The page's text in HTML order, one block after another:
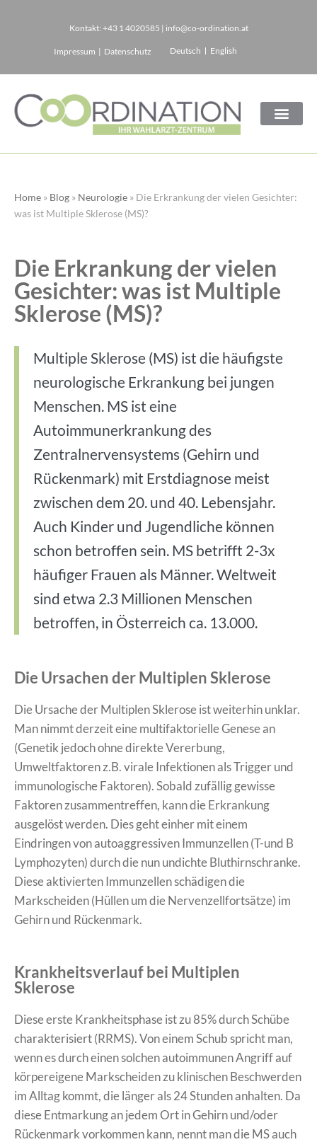
springen
Kontakt: +43 1 4020585 | info@co-ordination.at
Impressum | Datenschutz Deutsch English
Home » Blog » Neurologie » Die Erkrankung der vielen Gesichter:
was ist Multiple Sklerose (MS)?
Die Erkrankung der vielen
Gesichter: was ist Multiple
Sklerose (MS)?
Multiple Sklerose (MS) ist die häufigste
neurologische Erkrankung bei jungen
Menschen. MS ist eine
Autoimmunerkrankung des
Zentralnervensystems (Gehirn und
Rückenmark) mit Erstdiagnose meist
zwischen dem 20. und 40. Lebensjahr.
Auch Kinder und Jugendliche können
schon betroffen sein. MS betrifft 2-3x
häufiger Frauen als Männer. Weltweit
sind etwa 2.3 Millionen Menschen
betroffen, in Österreich ca. 13.000.
Die Ursachen der Multiplen Sklerose
​Die Ursache der Multiplen Sklerose ist weiterhin unklar.
Man nimmt derzeit eine multifaktorielle Genese an
(Genetik jedoch ohne direkte Vererbung,
Umweltfaktoren z.B. virale Infektionen als Trigger und
immunologische Faktoren). Sobald zufällig gewisse
Faktoren zusammentreffen, kann die Erkrankung
ausgelöst werden. Dies geht einher mit einem
Eindringen von autoaggressiven Immunzellen (T-und B
Lymphozyten) durch die nun undichte Bluthirnschranke.
Diese aktivierten Immunzellen schädigen die
Markscheiden (Hüllen um die Nervenzellfortsätze) im
Gehirn und Rückenmark.
Krankheitsverlauf bei Multiplen
Sklerose
​Diese erste Krankheitsphase ist zu 85% durch Schübe
charakterisiert (RRMS). Von einem Schub spricht man,
wenn es durch einen solchen autoimmunen Angriff auf
körpereigene Markscheiden zu klinischen Beschwerden
im Alltag kommt, die länger als 24 Stunden anhalten. Da
diese Entmarkung an jedem Ort in Gehirn und/oder
Rückenmark vorkommen kann, nennt man die MS auch